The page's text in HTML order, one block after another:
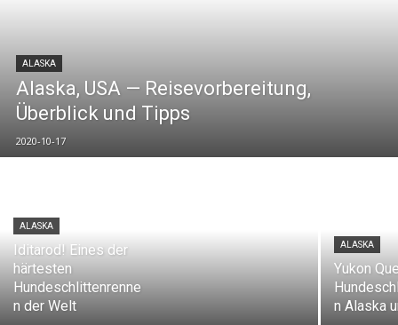
ALASKA
Alaska, USA — Reisevorbereitung,
Überblick und Tipps
2020-10-17
ALASKA
Iditarod! Eines der
härtesten
Hundeschlittenrenne
n der Welt
ALASKA
Yukon
n Alaska